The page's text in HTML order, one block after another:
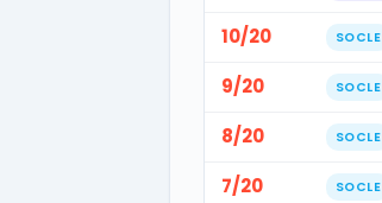
10/20 SOCLE
9/20 SOCLE
8/20 SOCLE
7/20 SOCLE